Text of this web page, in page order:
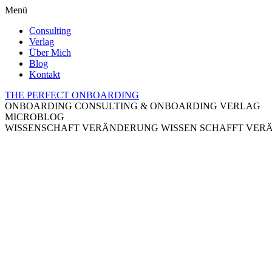
Menü
Consulting
Verlag
Über Mich
Blog
Kontakt
THE PERFECT ONBOARDING
ONBOARDING CONSULTING & ONBOARDING VERLAG
MICROBLOG
WISSENSCHAFT VERÄNDERUNG WISSEN SCHAFFT